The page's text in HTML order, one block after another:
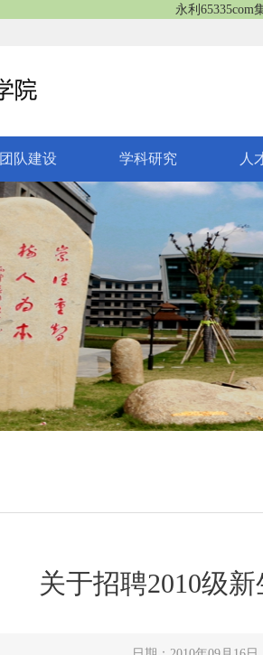
永利65335com
团队建设 学科研究 人
关于招聘2010级